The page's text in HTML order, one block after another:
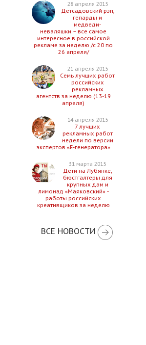
28 апреля 2015
Детсадовский рэп,
гепарды и
медведи-
неваляшки – все самое
интересное в российской
рекламе за неделю /с 20 по
26 апреля/
21 апреля 2015
Семь лучших работ
российских
рекламных
агентств за неделю (13-19
апреля)
14 апреля 2015
7 лучших
рекламных работ
недели по версии
экспертов «Е-генератора»
31 марта 2015
Дети на Лубянке,
бюстгалтеры для
крупных дам и
лимонад «Маяковский» -
работы российских
креативщиков за неделю
ВСЕ НОВОСТИ